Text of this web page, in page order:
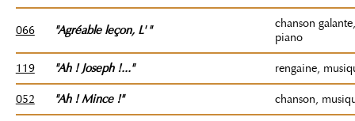
066 "Agréable leçon, L'"
chanson
piano
119 "Ah ! Joseph !..." rengaine,
052 "Ah ! Mince !" chanson,